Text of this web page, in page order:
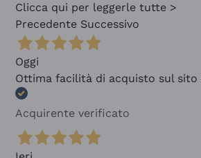
Clicca qui per leggerle tutte >
Precedente Successivo
Oggi
Ottima facilità di acquisto sul sito
Acquirente verificato